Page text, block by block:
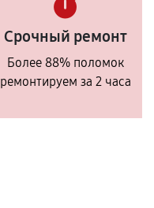
Срочный ремонт
Более 88% поломок
ремонтируем за 2 часа